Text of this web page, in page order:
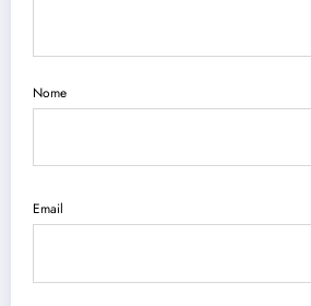
Nome
Email